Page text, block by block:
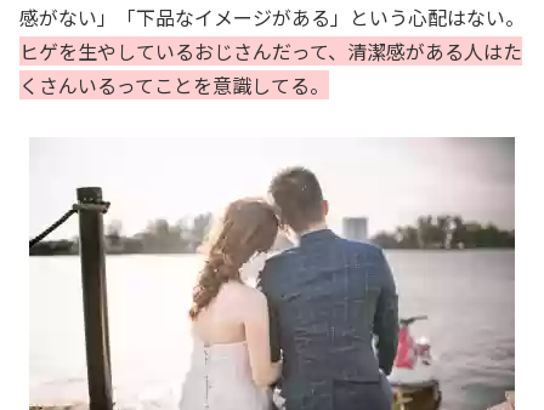
感がない」「下品なイメージがある」という心配はない。
ヒゲを生やしているおじさんだって、清潔感がある人はた
くさんいるってことを意識してる。